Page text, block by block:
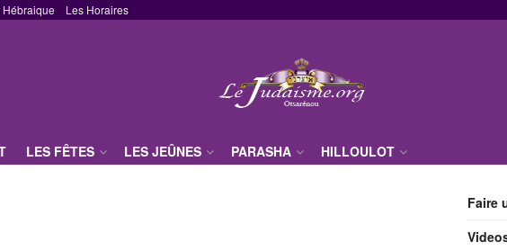
Les Horaires
LES FÊTES LES JEÛNES PARASHA HILLOULOT
Faire